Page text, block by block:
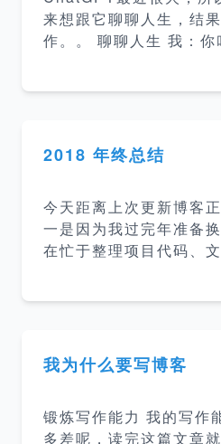
来想跟它聊聊人生，结
作。。 聊聊人生 我：
际意义上的名字。 我：
宝吧 ChatGPT：很高
我：雨宝，人生的意义
一个AI模型，我没有自
因此不能对人生的意义
的解释，有的认为人生
2018 年终总结
今天距离上次更新博客
一是因为我过完年准备
在忙于整理项目代码、
目标。 2018 年 工作 工
好说的，没什么大的波
“，所以就不详细说了。 总结 前端
我为什么要写博客
锻炼写作能力 我的写作
多差呢，读完这篇文章